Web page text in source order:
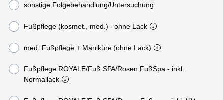
sonstige Folgebehandlung/Untersuchung
Fußpflege (kosmet., med.) - ohne Lack
med. Fußpflege + Maniküre (ohne Lack)
Fußpflege ROYALE/Fuß SPA/Rosen FußSpa - inkl.
Normallack